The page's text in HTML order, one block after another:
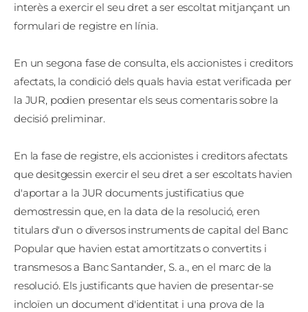
interès a exercir el seu dret a ser escoltat mitjançant un
formulari de registre en línia.
En un segona fase de consulta, els accionistes i creditors
afectats, la condició dels quals havia estat verificada per
la JUR, podien presentar els seus comentaris sobre la
decisió preliminar.
En la fase de registre, els accionistes i creditors afectats
que desitgessin exercir el seu dret a ser escoltats havien
d'aportar a la JUR documents justificatius que
demostressin que, en la data de la resolució, eren
titulars d'un o diversos instruments de capital del Banc
Popular que havien estat amortitzats o convertits i
transmesos a Banc Santander, S. a., en el marc de la
resolució. Els justificants que havien de presentar-se
incloïen un document d'identitat i una prova de la